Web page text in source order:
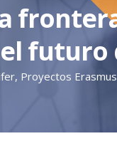
el futuro
, Proyectos